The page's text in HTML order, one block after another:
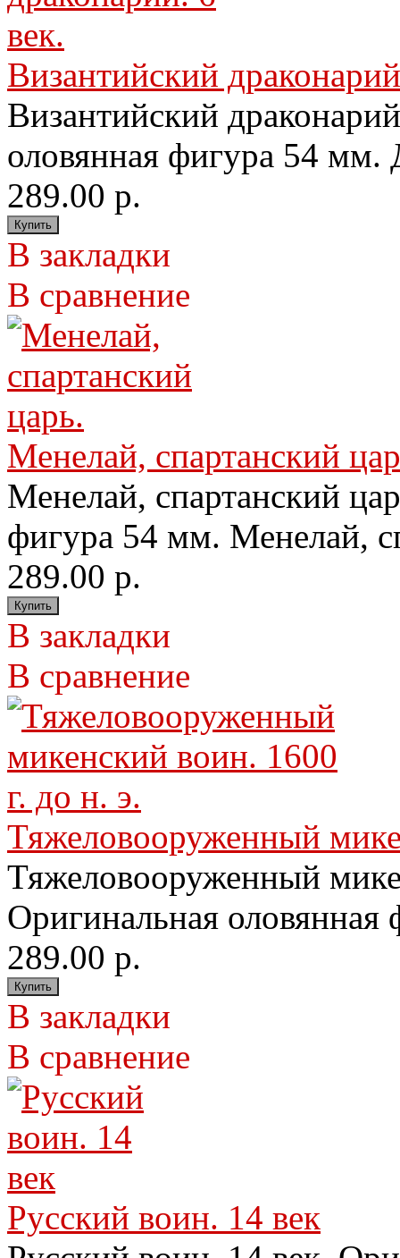
Византийский
Византийский
оловянная фигура 54 мм.
289.00 р.
В закладки
В сравнение
Менелай, спартанский
Менелай, спартанский
фигура 54 мм. Менелай,
289.00 р.
В закладки
В сравнение
Тяжеловооруженный
Тяжеловооруженный
Оригинальная
289.00 р.
В закладки
В сравнение
Русский воин. 14 век